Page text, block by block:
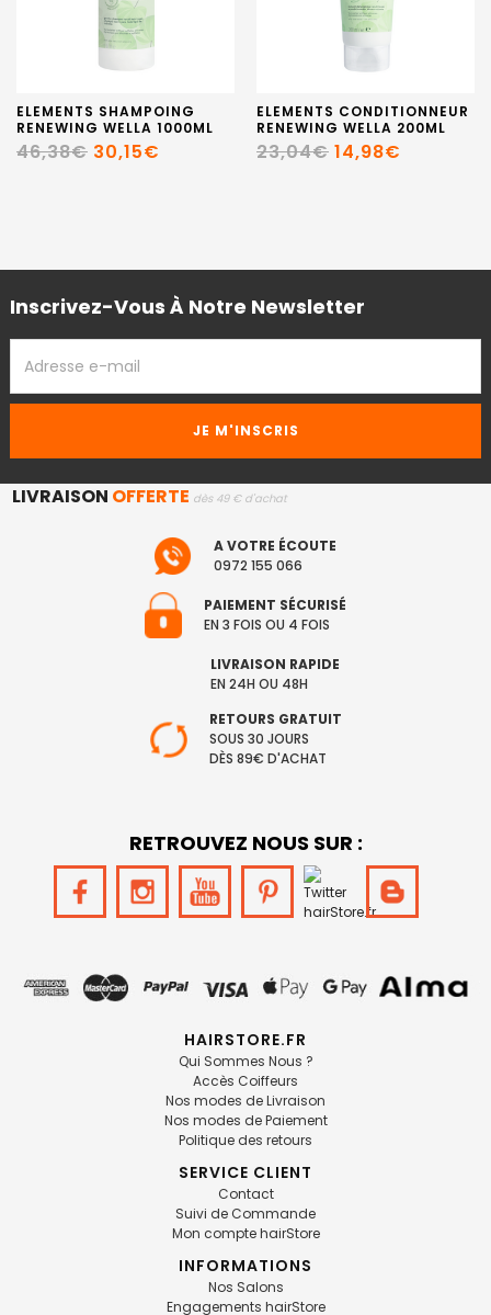
ELEMENTS SHAMPOING
RENEWING WELLA 1000ML
46,38€ 30,15€
ELEMENTS CONDITIONNEUR
RENEWING WELLA 200ML
23,04€ 14,98€
Inscrivez-Vous À Notre Newsletter
EMAIL
LIVRAISON OFFERTE dès 49 € d'achat
A VOTRE ÉCOUTE
0972 155 066
PAIEMENT SÉCURISÉ
EN 3 FOIS OU 4 FOIS
LIVRAISON RAPIDE
EN 24H OU 48H
RETOURS GRATUIT
SOUS 30 JOURS
DÈS 89€ D'ACHAT
RETROUVEZ NOUS SUR :
HAIRSTORE.FR
Qui Sommes Nous ?
Accès Coiffeurs
Nos modes de Livraison
Nos modes de Paiement
Politique des retours
SERVICE CLIENT
Contact
Suivi de Commande
Mon compte hairStore
INFORMATIONS
Nos Salons
Engagements hairStore